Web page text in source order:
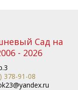
Сад на
- 2026
378-91-08